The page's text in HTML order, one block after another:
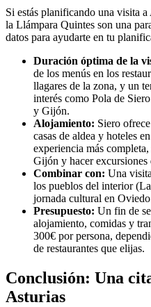
Si estás planificando una visita
la Llámpara Quintes son una
datos para ayudarte en tu
Duración óptima de la
de los menús en los
llagares de la zona, y un
interés como Pola de
y Gijón.
Alojamiento: Siero
casas de aldea y hoteles
experiencia más
Gijón y hacer excursiones
Combinar con: Una
los pueblos del interior
jornada cultural en
Presupuesto: Un fin de
alojamiento, comidas y
300€ por persona,
de restaurantes que elijas.
Conclusión: Una
Asturias